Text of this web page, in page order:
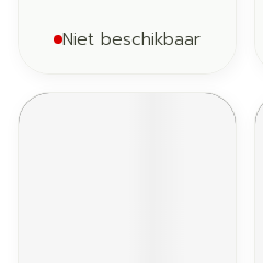
Niet beschikbaar